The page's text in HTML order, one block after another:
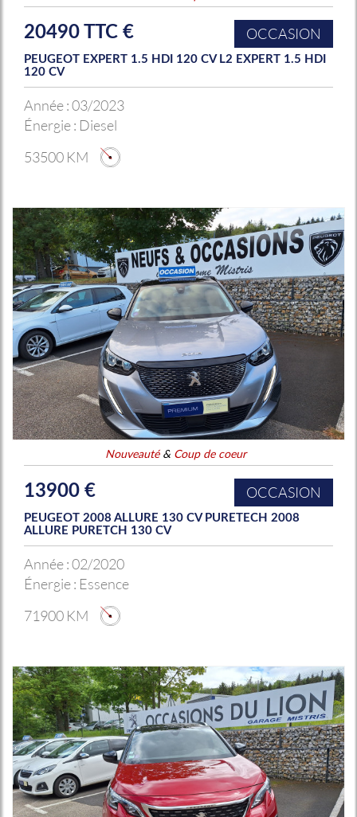
20490 TTC € OCCASION
PEUGEOT EXPERT 1.5 HDI 120 CV L2 EXPERT 1.5 HDI
120 CV
Année :03/2023
Énergie : Diesel
53500 KM
Nouveauté& Coup de coeur
13900 € OCCASION
PEUGEOT 2008 ALLURE 130 CV PURETECH 2008
ALLURE PURETCH 130 CV
Année :02/2020
Énergie : Essence
71900 KM